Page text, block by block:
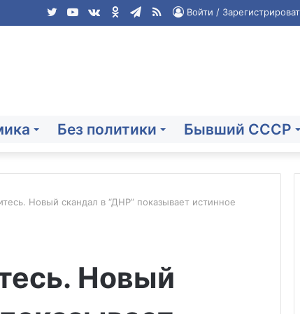
Войти /
RSS
Telegram
Одноклассники
vk.com
YouTube
Twitter
Без политики Бывший СССР
Новый скандал в “ДНР” показывает истинное
Новый
отсутствии